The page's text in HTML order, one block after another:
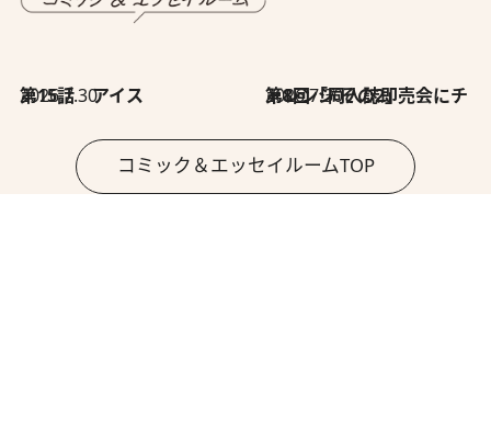
2026.7.30
第15話 アイス 2026.7.30
第8回「同人誌即売会にチャレンジ その2」
コミック＆エッセイルームTOP